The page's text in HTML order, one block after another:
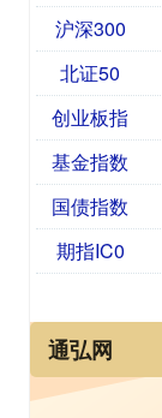
沪深300
北证50
创业板指
基金指数
国债指数
期指IC0
通弘网